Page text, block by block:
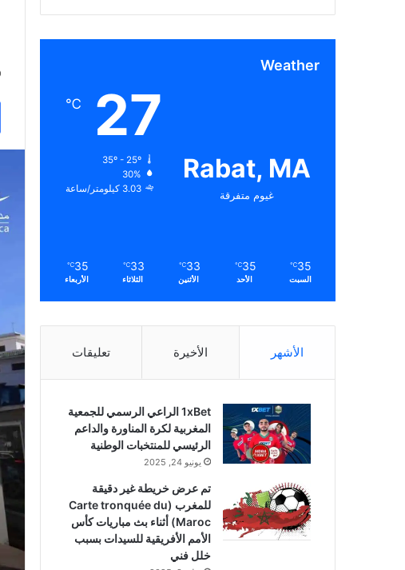
Weather
Rabat, MA
غيوم متفرقة
27
℃
35º - 25º
30%
3.03 كيلومتر/ساعة
35
℃
السبت
35
℃
الأحد
33
℃
الأثنين
33
℃
الثلاثاء
35
℃
الأربعاء
الأشهر الأخيرة تعليقات
1xBet الراعي الرسمي للجمعية
المغربية لكرة المناورة والداعم
الرئيسي للمنتخبات الوطنية
يونيو 24, 2025
تم عرض خريطة غير دقيقة
للمغرب (Carte tronquée du
Maroc) أثناء بث مباريات كأس
الأمم الأفريقية للسيدات بسبب
خلل فني